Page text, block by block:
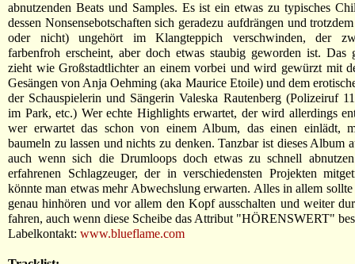
abnutzenden Beats und Samples. Es ist ein etwas zu typisches
dessen Nonsensebotschaften sich geradezu aufdrängen und
oder nicht) ungehört im Klangteppich verschwinden, der
farbenfroh erscheint, aber doch etwas staubig geworden ist. Das
zieht wie Großstadtlichter an einem vorbei und wird gewürzt mit
Gesängen von Anja Oehming (aka Maurice Etoile) und dem
der Schauspielerin und Sängerin Valeska Rautenberg (Polizeiruf
im Park, etc.) Wer echte Highlights erwartet, der wird allerdings
wer erwartet das schon von einem Album, das einen einlädt,
baumeln zu lassen und nichts zu denken. Tanzbar ist dieses Album
auch wenn sich die Drumloops doch etwas zu schnell
erfahrenen Schlagzeuger, der in verschiedensten Projekten
könnte man etwas mehr Abwechslung erwarten. Alles in allem
genau hinhören und vor allem den Kopf ausschalten und weiter
fahren, auch wenn diese Scheibe das Attribut "HÖRENSWERT"
Labelkontakt: www.blueflame.com